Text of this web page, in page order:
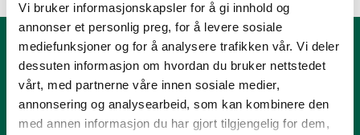
Vi bruker informasjonskapsler for å gi innhold og
annonser et personlig preg, for å levere sosiale
mediefunksjoner og for å analysere trafikken vår. Vi deler
dessuten informasjon om hvordan du bruker nettstedet
vårt, med partnerne våre innen sosiale medier,
annonsering og analysearbeid, som kan kombinere den
med annen informasjon du har gjort tilgjengelig for dem,